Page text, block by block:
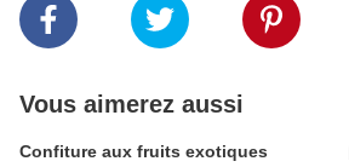
Vous aimerez aussi
Confiture aux fruits exotiques